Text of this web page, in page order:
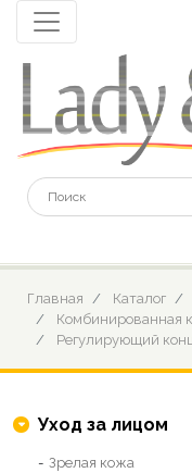
Главная Каталог
Комбинированная
Регулирующий
Уход за лицом
Зрелая кожа